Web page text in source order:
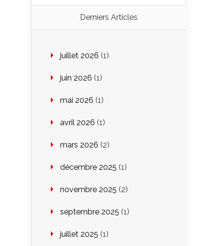
Derniers Articles
juillet 2026 (1)
juin 2026 (1)
mai 2026 (1)
avril 2026 (1)
mars 2026 (2)
décembre 2025 (1)
novembre 2025 (2)
septembre 2025 (1)
juillet 2025 (1)